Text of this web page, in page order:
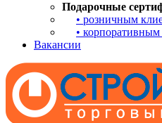
Подарочные
• розничным
•
Вакансии